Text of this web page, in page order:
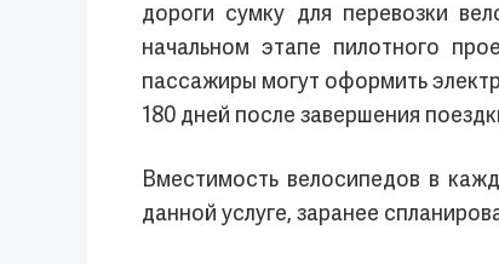
дороги сумку для перевозки
начальном этапе пилотного
пассажиры могут оформить
180 дней после завершения
Вместимость велосипедов в
данной услуге, заранее